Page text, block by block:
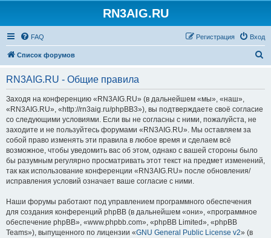
RN3AIG.RU
FAQ Вход
Регистрация
Список форумов
RN3AIG.RU - Общие правила
Заходя на конференцию «RN3AIG.RU» (в дальнейшем «мы», «наш»,
«RN3AIG.RU», «http://rn3aig.ru/phpBB3»), вы подтверждаете своё согласие
со следующими условиями. Если вы не согласны с ними, пожалуйста, не
заходите и не пользуйтесь форумами «RN3AIG.RU». Мы оставляем за
собой право изменять эти правила в любое время и сделаем всё
возможное, чтобы уведомить вас об этом, однако с вашей стороны было
бы разумным регулярно просматривать этот текст на предмет изменений,
так как использование конференции «RN3AIG.RU» после обновления/
исправления условий означает ваше согласие с ними.
Наши форумы работают под управлением программного обеспечения
для создания конференций phpBB (в дальнейшем «они», «программное
обеспечение phpBB», «www.phpbb.com», «phpBB Limited», «phpBB
Teams»), выпущенного по лицензии «GNU General Public License v2» (в